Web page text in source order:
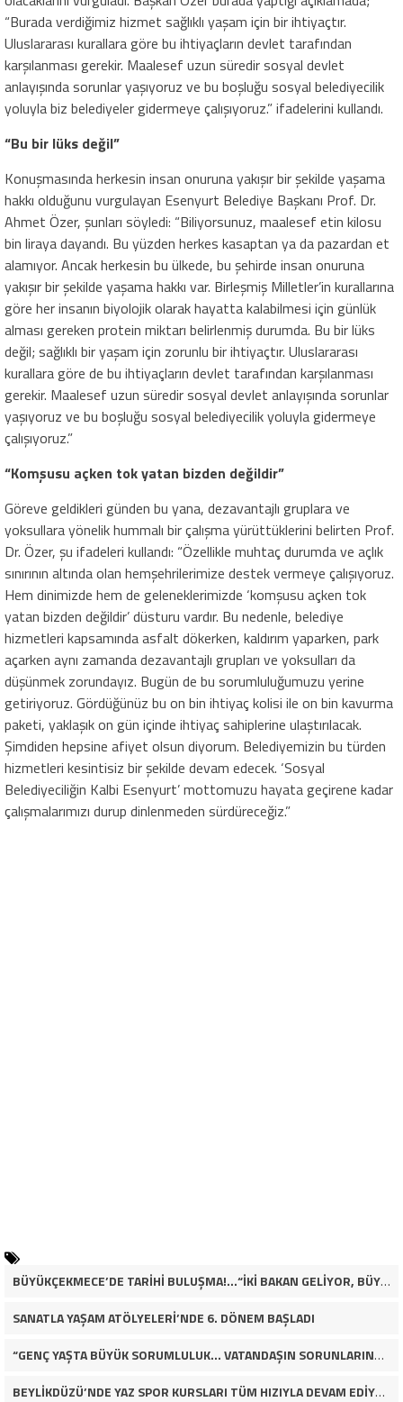
“Burada verdiğimiz hizmet sağlıklı yaşam için bir ihtiyaçtır.
Uluslararası kurallara göre bu ihtiyaçların devlet tarafından
karşılanması gerekir. Maalesef uzun süredir sosyal devlet
anlayışında sorunlar yaşıyoruz ve bu boşluğu sosyal belediyecilik
yoluyla biz belediyeler gidermeye çalışıyoruz.” ifadelerini kullandı.
“Bu bir lüks değil”
Konuşmasında herkesin insan onuruna yakışır bir şekilde yaşama
hakkı olduğunu vurgulayan Esenyurt Belediye Başkanı Prof. Dr.
Ahmet Özer, şunları söyledi: “Biliyorsunuz, maalesef etin kilosu
bin liraya dayandı. Bu yüzden herkes kasaptan ya da pazardan et
alamıyor. Ancak herkesin bu ülkede, bu şehirde insan onuruna
yakışır bir şekilde yaşama hakkı var. Birleşmiş Milletler’in kurallarına
göre her insanın biyolojik olarak hayatta kalabilmesi için günlük
alması gereken protein miktarı belirlenmiş durumda. Bu bir lüks
değil; sağlıklı bir yaşam için zorunlu bir ihtiyaçtır. Uluslararası
kurallara göre de bu ihtiyaçların devlet tarafından karşılanması
gerekir. Maalesef uzun süredir sosyal devlet anlayışında sorunlar
yaşıyoruz ve bu boşluğu sosyal belediyecilik yoluyla gidermeye
çalışıyoruz.”
“Komşusu açken tok yatan bizden değildir”
Göreve geldikleri günden bu yana, dezavantajlı gruplara ve
yoksullara yönelik hummalı bir çalışma yürüttüklerini belirten Prof.
Dr. Özer, şu ifadeleri kullandı: “Özellikle muhtaç durumda ve açlık
sınırının altında olan hemşehrilerimize destek vermeye çalışıyoruz.
Hem dinimizde hem de geleneklerimizde ‘komşusu açken tok
yatan bizden değildir’ düsturu vardır. Bu nedenle, belediye
hizmetleri kapsamında asfalt dökerken, kaldırım yaparken, park
açarken aynı zamanda dezavantajlı grupları ve yoksulları da
düşünmek zorundayız. Bugün de bu sorumluluğumuzu yerine
getiriyoruz. Gördüğünüz bu on bin ihtiyaç kolisi ile on bin kavurma
paketi, yaklaşık on gün içinde ihtiyaç sahiplerine ulaştırılacak.
Şimdiden hepsine afiyet olsun diyorum. Belediyemizin bu türden
hizmetleri kesintisiz bir şekilde devam edecek. ‘Sosyal
Belediyeciliğin Kalbi Esenyurt’ mottomuzu hayata geçirene kadar
çalışmalarımızı durup dinlenmeden sürdüreceğiz.”
BÜYÜKÇEKMECE’DE TARİHİ BULUŞMA!…“İKİ BAKAN GELİYOR, BÜYÜKÇEKMECE’NİN ADLİYE KADERİ DEĞİŞECEK Mİ?”
SANATLA YAŞAM ATÖLYELERİ’NDE 6. DÖNEM BAŞLADI
“GENÇ YAŞTA BÜYÜK SORUMLULUK… VATANDAŞIN SORUNLARINA ÇÖZÜM ARIYOR!”
BEYLİKDÜZÜ’NDE YAZ SPOR KURSLARI TÜM HIZIYLA DEVAM EDİYOR